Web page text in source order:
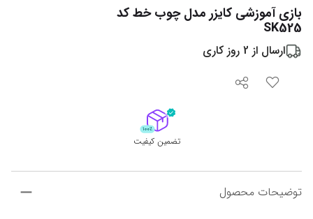
بازی آموزشی کایزر مدل چوب خط کد
SK525
ارسال از 2 روز کاری
تضمین کیفیت
توضیحات محصول